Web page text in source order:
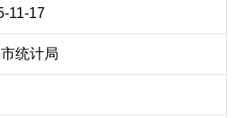
11-17
统计局